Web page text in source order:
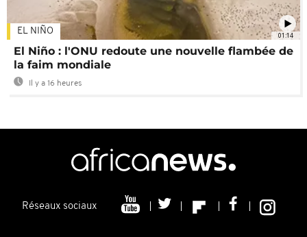
01:14
EL NIÑO
El Niño : l'ONU redoute une nouvelle flambée de
la faim mondiale
Il y a 16 heures
Réseaux sociaux